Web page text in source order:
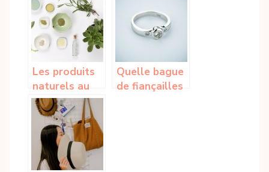
Les produits
naturels au
service de la
peau
Quelle bague
de fiançailles